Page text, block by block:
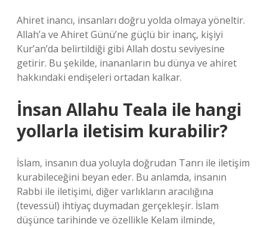
Ahiret inancı, insanları doğru yolda olmaya yöneltir.
Allah’a ve Ahiret Günü’ne güçlü bir inanç, kişiyi
Kur’an’da belirtildiği gibi Allah dostu seviyesine
getirir. Bu şekilde, inananların bu dünya ve ahiret
hakkındaki endişeleri ortadan kalkar.
İnsan Allahu Teala ile hangi
yollarla iletisim kurabilir?
İslam, insanın dua yoluyla doğrudan Tanrı ile iletişim
kurabileceğini beyan eder. Bu anlamda, insanın
Rabbi ile iletişimi, diğer varlıkların aracılığına
(tevessül) ihtiyaç duymadan gerçekleşir. İslam
düşünce tarihinde ve özellikle Kelam ilminde,